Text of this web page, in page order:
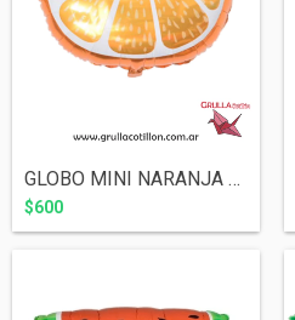
GLOBO MINI NARANJA 40 cm.
$600